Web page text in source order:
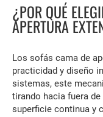
¿POR QUÉ
APERTURA
Los sofás cama de
practicidad y diseño
sistemas, este
tirando hacia fuera
superficie continua y